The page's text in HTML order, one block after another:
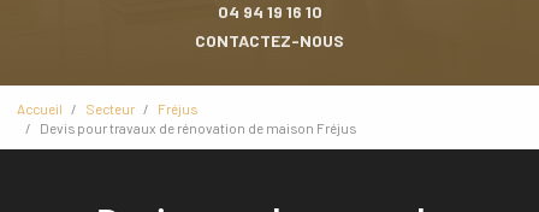
04 94 19 16 10
CONTACTEZ-NOUS
Accueil Secteur
Fréjus
Devis pour travaux de rénovation de maison Fréjus